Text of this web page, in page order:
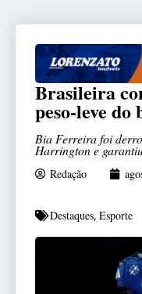
Brasileira
peso-leve do
Bia Ferreira foi
Harrington e
Redação
Destaques, Esporte